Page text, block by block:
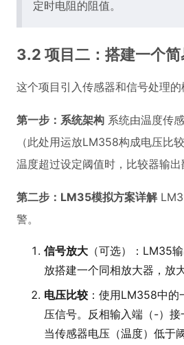
定时电阻的阻值。
3.2 项目二：搭建一个
这个项目引入传感器和信号处理的
第一步：系统架构 系统由温度传
（此处用运放LM358构成电压比
温度超过设定阈值时，比较器输出
第二步：LM35模拟方案详解
警。
信号放大 （可选）：LM35
放搭建一个同相放大器，放
电压比较 ：使用LM358中
压信号。反相输入端（-）
当传感器电压（温度）低于